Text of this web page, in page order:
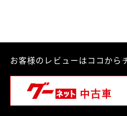
お客様のレビューはココから